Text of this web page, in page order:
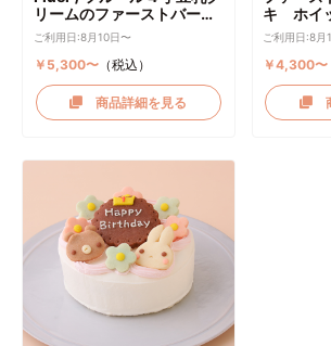
リームのファーストバース
デーケーキ ケーキトッパー
付き
ご利用日:8月10日〜
￥5,300〜（税込）
商品詳細を見る
キ ホイ
リーム
ご利用日:8月
￥4,300〜
商